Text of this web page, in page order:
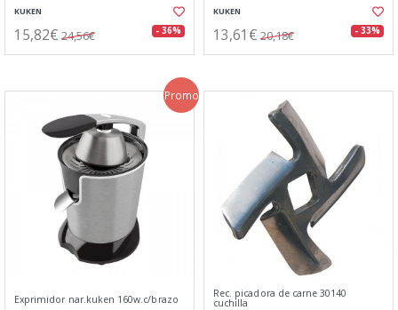
KUKEN
15,82€ 24,56€ - 36%
KUKEN
13,61€ 20,18€ - 33%
Promo
Exprimidor nar.kuken 160w.c/brazo Rec. picadora de carne 30140
cuchilla